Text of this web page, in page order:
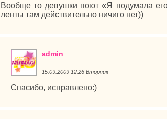
Вообще то девушки поют «Я подумала
ленты там действительно ничиго нет))
admin
15.09.2009 12:26 Вторник
Спасибо, исправлено:)